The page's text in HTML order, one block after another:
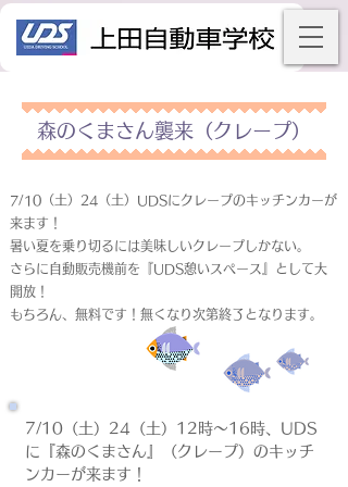
森のくまさん襲来（クレープ）
7/10（土）24（土）UDSにクレープのキッチンカーが
来ます！
暑い夏を乗り切るには美味しいクレープしかない。
さらに自動販売機前を『UDS憩いスペース』として大
開放！
もちろん、無料です！無くなり次第終了となります。
7/10（土）24（土）12時～16時、UDS
に『森のくまさん』（クレープ）のキッチ
ンカーが来ます！